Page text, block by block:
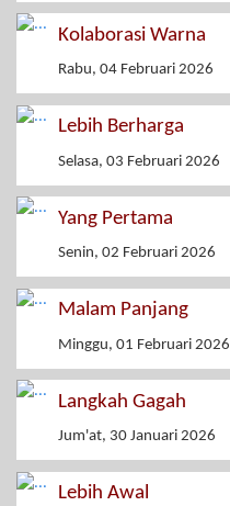
Kolaborasi Warna
Rabu, 04 Februari 2026
Lebih Berharga
Selasa, 03 Februari 2026
Yang Pertama
Senin, 02 Februari 2026
Malam Panjang
Minggu, 01 Februari 2026
Langkah Gagah
Jum'at, 30 Januari 2026
Lebih Awal